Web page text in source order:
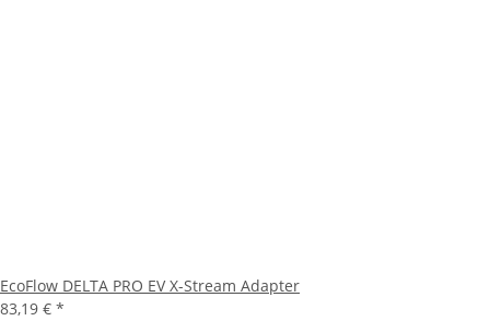
EcoFlow DELTA PRO EV X-Stream Adapter
83,19 € *